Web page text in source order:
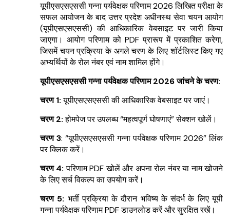
यूपीएसएसएससी गन्ना पर्यवेक्षक परिणाम 2026 लिखित परीक्षा के
सफल आयोजन के बाद उत्तर प्रदेश अधीनस्थ सेवा चयन आयोग
(यूपीएसएसएससी) की आधिकारिक वेबसाइट पर जारी किया
जाएगा। आयोग परिणाम को PDF प्रारूप में प्रकाशित करेगा,
जिसमें चयन प्रक्रिया के अगले चरण के लिए शॉर्टलिस्ट किए गए
अभ्यर्थियों के रोल नंबर एवं नाम शामिल होंगे।
यूपीएसएसएससी गन्ना पर्यवेक्षक परिणाम 2026 जांचने के चरण:
चरण 1:यूपीएसएसएससी की आधिकारिक वेबसाइट पर जाएं।
चरण 2:होमपेज पर उपलब्ध “महत्वपूर्ण घोषणाएं” सेक्शन खोलें।
चरण 3: “यूपीएसएसएससी गन्ना पर्यवेक्षक परिणाम 2026” लिंक
पर क्लिक करें।
चरण 4: परिणाम PDF खोलें और अपना रोल नंबर या नाम खोजने
के लिए सर्च विकल्प का उपयोग करें।
चरण 5: भर्ती प्रक्रिया के दौरान भविष्य के संदर्भ के लिए यूपी
गन्ना पर्यवेक्षक परिणाम PDF डाउनलोड करें और सुरक्षित रखें।